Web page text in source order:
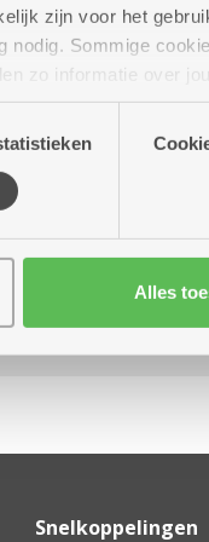
zijn voor het
nodig. Sommige
zo informatie over
Deze partners
Alles
Snelkoppelingen